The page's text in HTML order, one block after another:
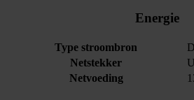
Energie
Type stroombron
Netstekker
Netvoeding